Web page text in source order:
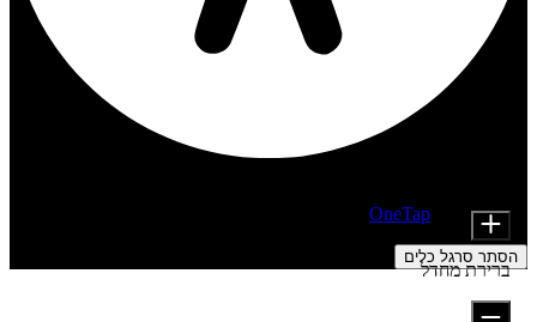
מופעל על ידי OneTap
הסתר סרגל כלים
ברירת מחדל